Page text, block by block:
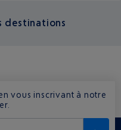
destinations
vous inscrivant à notre